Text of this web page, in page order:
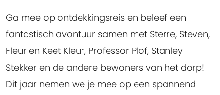
Ga mee op ontdekkingsreis en beleef een
fantastisch avontuur samen met Sterre, Steven,
Fleur en Keet Kleur, Professor Plof, Stanley
Stekker en de andere bewoners van het dorp!
Dit jaar nemen we je mee op een spannend